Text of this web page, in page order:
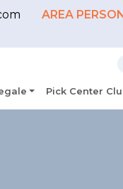
AREA
Pick Center